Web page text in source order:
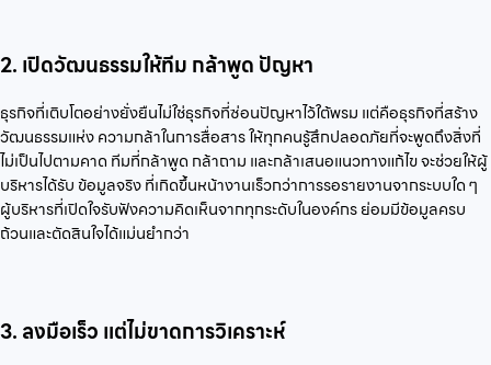
2. เปิดวัฒนธรรมให้ทีม กล้าพูด ปัญหา
ธุรกิจที่เติบโตอย่างยั่งยืนไม่ใช่ธุรกิจที่ซ่อนปัญหาไว้ใต้พรม แต่คือธุรกิจที่สร้าง
วัฒนธรรมแห่ง ความกล้าในการสื่อสาร ให้ทุกคนรู้สึกปลอดภัยที่จะพูดถึงสิ่งที่
ไม่เป็นไปตามคาด ทีมที่กล้าพูด กล้าถาม และกล้าเสนอแนวทางแก้ไข จะช่วยให้ผู้
บริหารได้รับ ข้อมูลจริง ที่เกิดขึ้นหน้างานเร็วกว่าการรอรายงานจากระบบใด ๆ
ผู้บริหารที่เปิดใจรับฟังความคิดเห็นจากทุกระดับในองค์กร ย่อมมีข้อมูลครบ
ถ้วนและตัดสินใจได้แม่นยำกว่า
3. ลงมือเร็ว แต่ไม่ขาดการวิเคราะห์